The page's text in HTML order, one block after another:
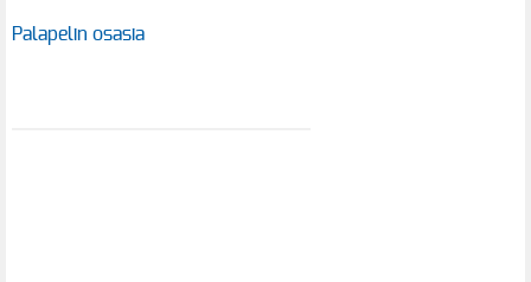
Palapelin osasia